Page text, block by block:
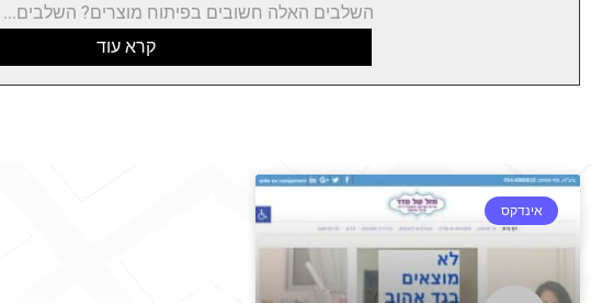
השלבים האלה חשובים בפיתוח מוצרים? השלבים...
קרא עוד
אינדקס